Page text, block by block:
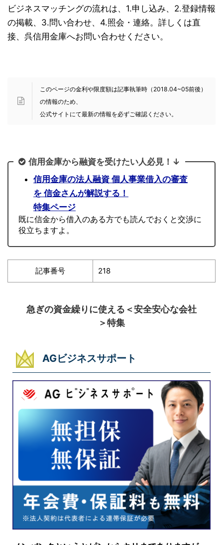
ビジネスマッチングの流れは、1.申し込み、2.登録情報
の掲載、3.問い合わせ、4.照会・連絡。詳しくは直
接、呉信用金庫へお問い合わせください。
このページの金利や限度額は記事執筆時（2018.04~05前後）
の情報のため、
公式サイトにて最新の情報を必ずご確認ください。
信用金庫から融資を受けたい人必見！↓
信用金庫の法人融資 個人事業借入の審査
を 信金さんが解説する！
特集ページ
既に信金から借入のある方でも読んでおくと交渉に
役立ちますよ。
記事番号 218
急ぎの資金繰りに使える＜安全安心な会社
＞特集
AGビジネスサポート